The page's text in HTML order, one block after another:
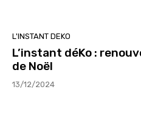
L'INSTANT DEKO
L’instant déKo :
de Noël
13/12/2024